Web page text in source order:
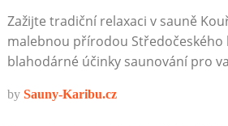
Zažijte tradiční relaxaci v sauně
malebnou přírodou Středočeského
blahodárné účinky saunování pro
by Sauny-Karibu.cz